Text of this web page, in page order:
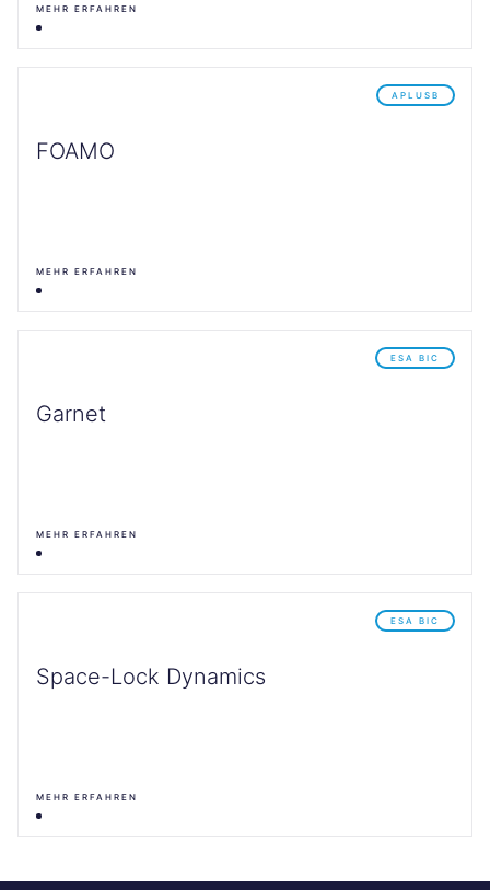
MEHR ERFAHREN
FOAMO
MEHR ERFAHREN
APLUSB
Garnet
MEHR ERFAHREN
ESA BIC
Space-Lock Dynamics
MEHR ERFAHREN
ESA BIC